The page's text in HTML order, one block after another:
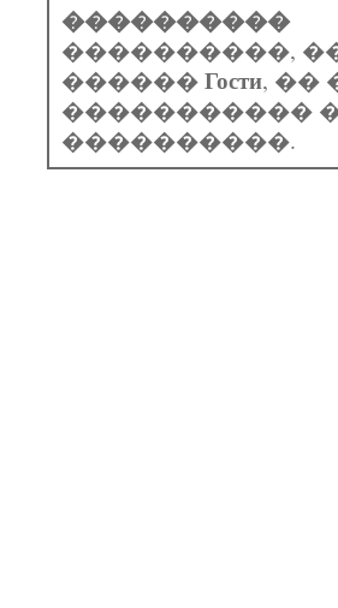
����������
����������,
������Гости, ��
�����������
����������.